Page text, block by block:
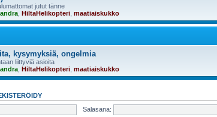
jutut tänne
HiltaHelikopteri maatiaiskukko
kysymyksiä, ongelmia
liittyviä asioita
HiltaHelikopteri maatiaiskukko
Salasana: